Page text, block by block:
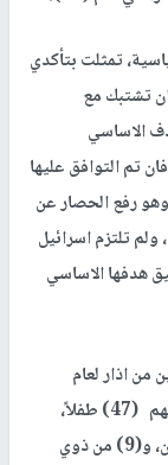
تمثلت بتأكدي
تشتبك مع
الاساسي
تم التوافق عليها
رفع الحصار عن
تلتزم اسرائيل
هدفها الاساسي
من اذار لعام
(2018) واسفرت عن ارتقاء (215) شهيداً، من بينهم (47) طفلاً،
وسيدتان، و(4) مسعفين، إلى جانب صحافييْن اثنين، و(9) من ذوي